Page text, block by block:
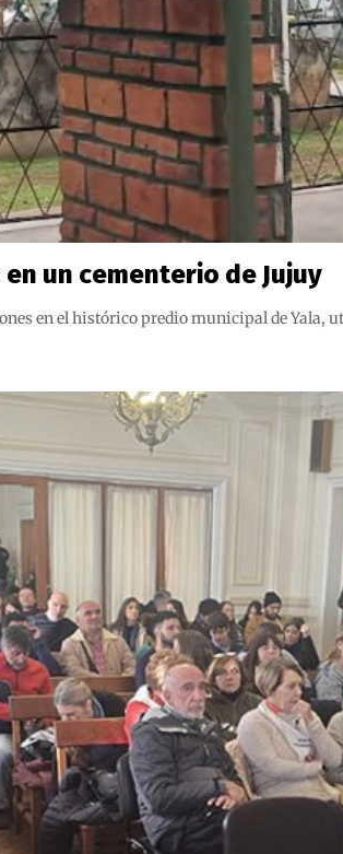
un cementerio de Jujuy
en el histórico predio municipal de Yala,